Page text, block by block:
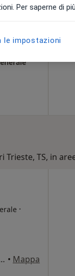
TS, in
·
3, Ronchi dei Legionari • Mappa
Per saperne di
le impostazioni